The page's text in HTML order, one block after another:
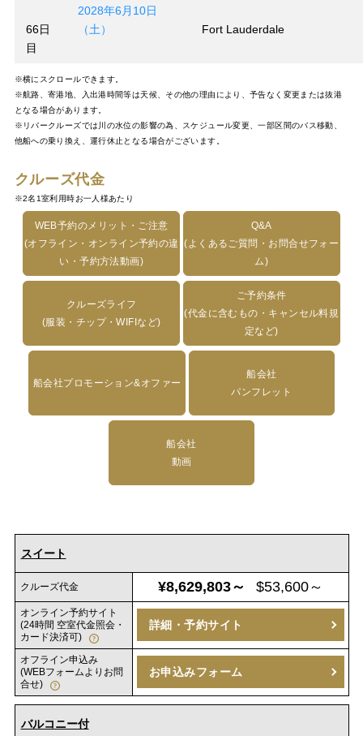
66日
目
2028年6月10日
（土）
Fort Lauderdale
※横にスクロールできます。
※航路、寄港地、入出港時間等は天候、その他の理由により、予告なく変更または抜港
となる場合があります。
※リバークルーズでは川の水位の影響の為、スケジュール変更、一部区間のバス移動、
他船への乗り換え、運行休止となる場合がございます。
クルーズ代金
※2名1室利用時お一人様あたり
WEB予約のメリット・ご注意
(オフライン・オンライン予約の違
い・予約方法動画)
Q&A
(よくあるご質問・お問合せフォー
ム)
クルーズライフ
(服装・チップ・WIFIなど)
ご予約条件
(代金に含むもの・キャンセル料規
定など)
船会社プロモーション&オファー
船会社
パンフレット
船会社
動画
スイート
クルーズ代金 ¥8,629,803～ $53,600～
オンライン予約サイト
(24時間 空室代金照会・
カード決済可)
詳細・予約サイト
オフライン申込み
(WEBフォームよりお問
合せ)
お申込みフォーム
バルコニー付